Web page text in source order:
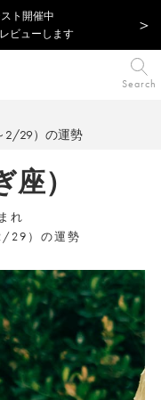
ト開催中
ビューします
Search
2/29）の運勢
）
れ
29）の運勢